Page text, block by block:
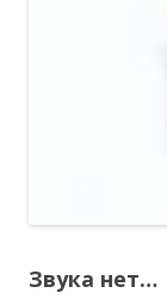
Звука нет…